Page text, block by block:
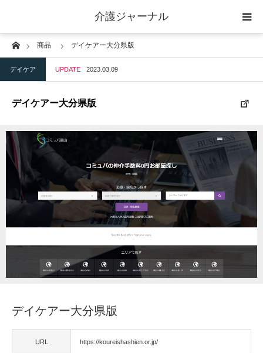
介護ジャーナル
Home商品 デイケアー大分県版
デイケア UPDATE 2023.03.09
デイケアー大分県版
デイケアー大分県版
URL https://koureishashien.or.jp/
ケアプラン作成
訪問
短期入所
訪問＋通い＋宿泊
施設
地域密着型小規模施設
住宅改修